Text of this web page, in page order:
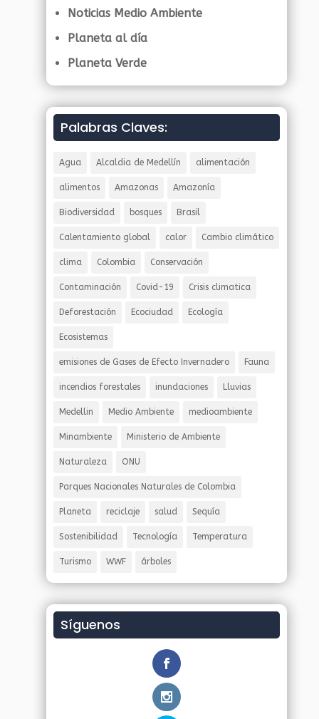
Noticias Medio Ambiente
Planeta al día
Planeta Verde
Palabras Claves:
Agua Alcaldia de Medellín alimentación
alimentos Amazonas Amazonía
Biodiversidad bosques Brasil
Calentamiento global calor Cambio climático
clima Colombia Conservación
Contaminación Covid-19 Crisis climatica
Deforestación Ecociudad Ecología
Ecosistemas
emisiones de Gases de Efecto Invernadero Fauna
incendios forestales inundaciones Lluvias
Medellin Medio Ambiente medioambiente
Minambiente Ministerio de Ambiente
Naturaleza ONU
Parques Nacionales Naturales de Colombia
Planeta reciclaje salud Sequía
Sostenibilidad Tecnología Temperatura
Turismo WWF árboles
Síguenos